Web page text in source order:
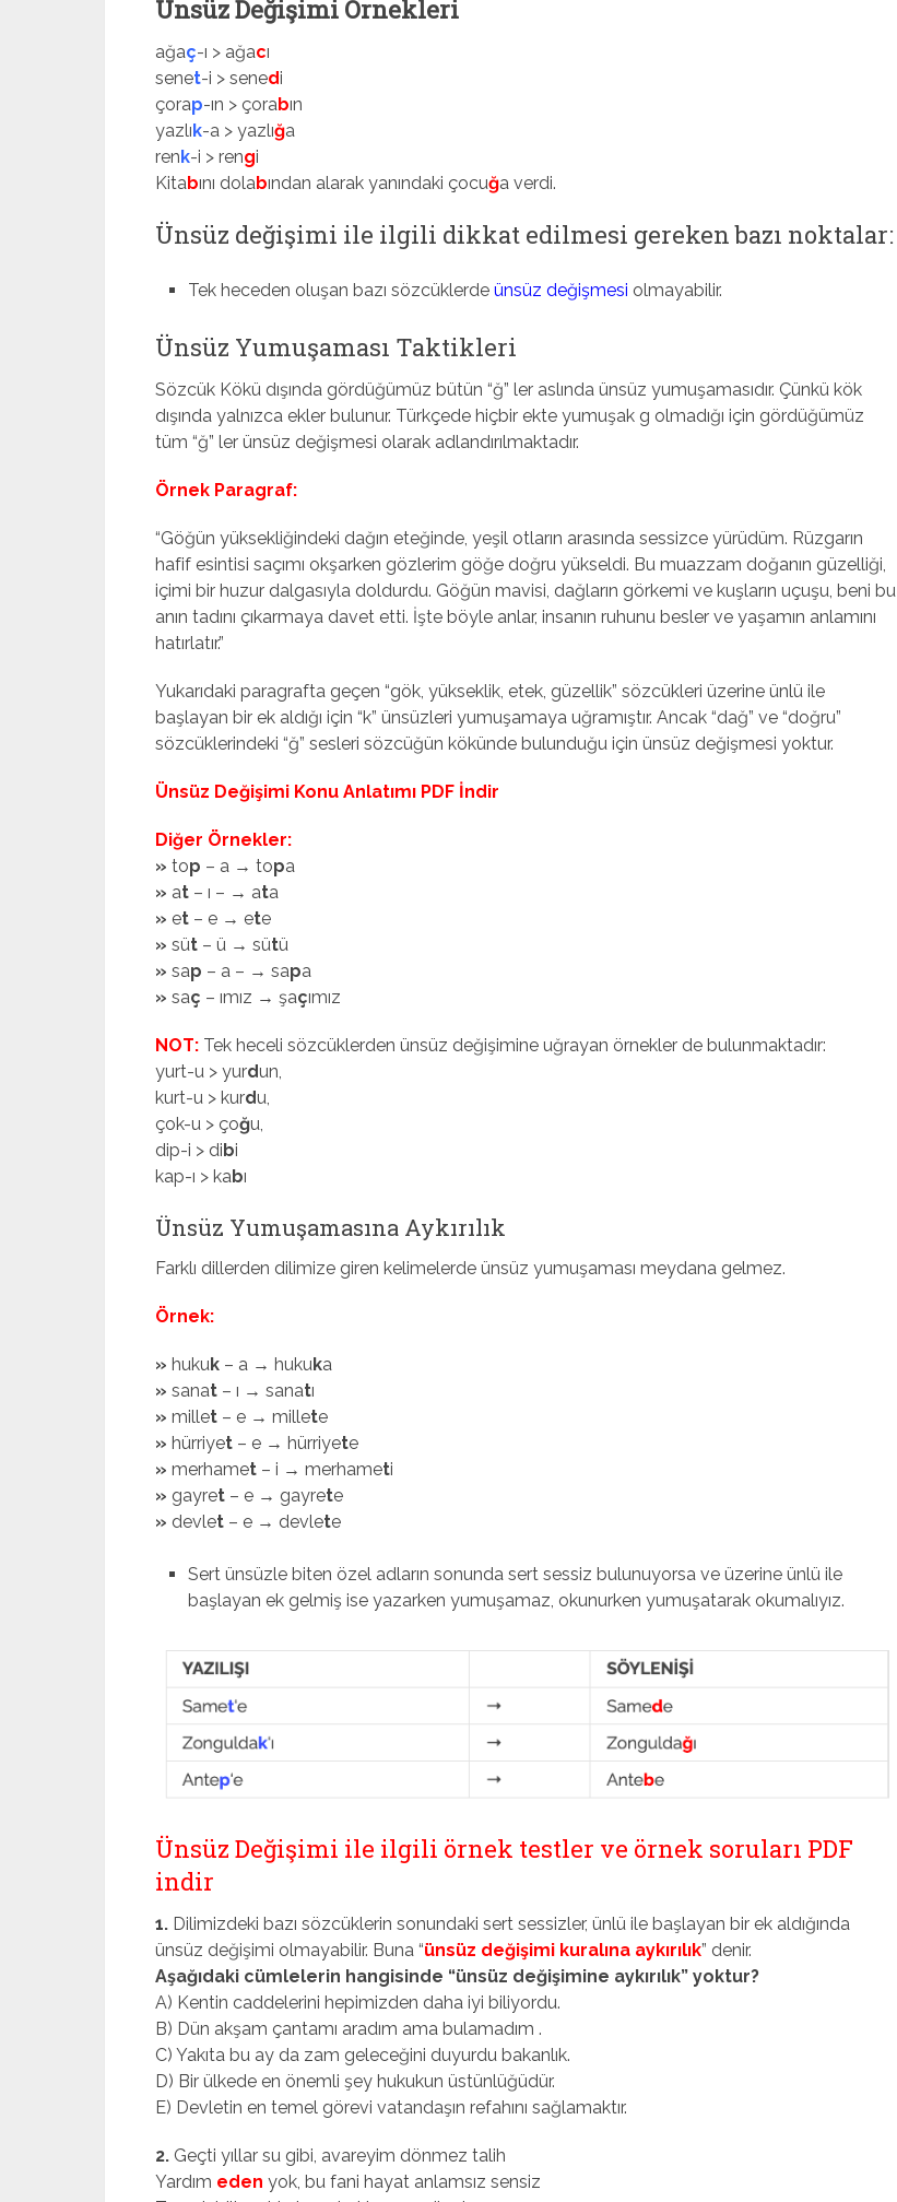
Ünsüz Değişimi Örnekleri
ağaç-ı > ağacı
senet-i > senedi
çorap-ın > çorabın
yazlık-a > yazlığa
renk-i > rengi
Kitabını dolabından alarak yanındaki çocuğa verdi.
Ünsüz değişimi ile ilgili dikkat edilmesi gereken bazı noktalar:
Tek heceden oluşan bazı sözcüklerdeünsüz değişmesi olmayabilir.
Ünsüz Yumuşaması Taktikleri
Sözcük Kökü dışında gördüğümüz bütün “ğ” ler aslında ünsüz yumuşamasıdır. Çünkü kök
dışında yalnızca ekler bulunur. Türkçede hiçbir ekte yumuşak g olmadığı için gördüğümüz
tüm “ğ” ler ünsüz değişmesi olarak adlandırılmaktadır.
Örnek Paragraf:
“Göğün yüksekliğindeki dağın eteğinde, yeşil otların arasında sessizce yürüdüm. Rüzgarın
hafif esintisi saçımı okşarken gözlerim göğe doğru yükseldi. Bu muazzam doğanın güzelliği,
içimi bir huzur dalgasıyla doldurdu. Göğün mavisi, dağların görkemi ve kuşların uçuşu, beni bu
anın tadını çıkarmaya davet etti. İşte böyle anlar, insanın ruhunu besler ve yaşamın anlamını
hatırlatır.”
Yukarıdaki paragrafta geçen “gök, yükseklik, etek, güzellik” sözcükleri üzerine ünlü ile
başlayan bir ek aldığı için “k” ünsüzleri yumuşamaya uğramıştır. Ancak “dağ” ve “doğru”
sözcüklerindeki “ğ” sesleri sözcüğün kökünde bulunduğu için ünsüz değişmesi yoktur.
Ünsüz Değişimi Konu Anlatımı PDF İndir
Diğer Örnekler:
» top – a → topa
» at – ı – → ata
» et – e → ete
» süt – ü → sütü
» sap – a – → sapa
» saç – ımız → şaçımız
NOT: Tek heceli sözcüklerden ünsüz değişimine uğrayan örnekler de bulunmaktadır:
yurt-u > yurdun,
kurt-u > kurdu,
çok-u > çoğu,
dip-i > dibi
kap-ı > kabı
Ünsüz Yumuşamasına Aykırılık
Farklı dillerden dilimize giren kelimelerde ünsüz yumuşaması meydana gelmez.
Örnek:
» hukuk – a → hukuka
» sanat – ı → sanatı
» millet – e → millete
» hürriyet – e → hürriyete
» merhamet – i → merhameti
» gayret – e → gayrete
» devlet – e → devlete
Sert ünsüzle biten özel adların sonunda sert sessiz bulunuyorsa ve üzerine ünlü ile
başlayan ek gelmiş ise yazarken yumuşamaz, okunurken yumuşatarak okumalıyız.
Ünsüz Değişimi ile ilgili örnek testler ve örnek soruları PDF
indir
1. Dilimizdeki bazı sözcüklerin sonundaki sert sessizler, ünlü ile başlayan bir ek aldığında
ünsüz değişimi olmayabilir. Buna “ünsüz değişimi kuralına aykırılık” denir.
Aşağıdaki cümlelerin hangisinde “ünsüz değişimine aykırılık” yoktur?
A) Kentin caddelerini hepimizden daha iyi biliyordu.
B) Dün akşam çantamı aradım ama bulamadım .
C) Yakıta bu ay da zam geleceğini duyurdu bakanlık.
D) Bir ülkede en önemli şey hukukun üstünlüğüdür.
E) Devletin en temel görevi vatandaşın refahını sağlamaktır.
2. Geçti yıllar su gibi, avareyim dönmez talih
Yardım eden yok, bu fani hayat anlamsız sensiz